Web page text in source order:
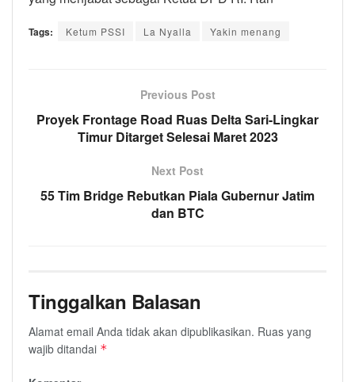
Tags: Ketum PSSI La Nyalla Yakin menang
Previous Post
Proyek Frontage Road Ruas Delta Sari-Lingkar
Timur Ditarget Selesai Maret 2023
Next Post
55 Tim Bridge Rebutkan Piala Gubernur Jatim
dan BTC
Tinggalkan Balasan
Alamat email Anda tidak akan dipublikasikan. Ruas yang
wajib ditandai *